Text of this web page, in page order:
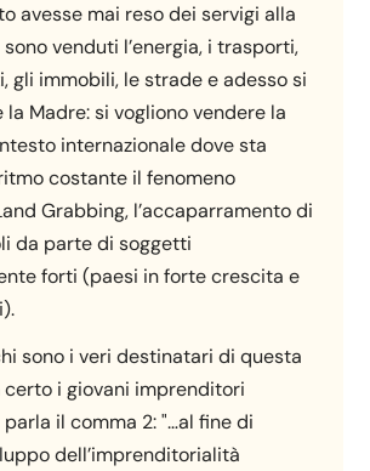
avesse mai reso dei servigi alla
venduti l’energia, i trasporti,
gli immobili, le strade e adesso si
la Madre: si vogliono vendere la
internazionale dove sta
costante il fenomeno
Grabbing, l’accaparramento di
da parte di soggetti
forti (paesi in forte crescita e
sono i veri destinatari di questa
certo i giovani imprenditori
il comma 2: "…al fine di
dell’imprenditorialità